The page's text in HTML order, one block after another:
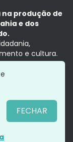
produção de
e dos
e cultura.
presente,
FECHAR